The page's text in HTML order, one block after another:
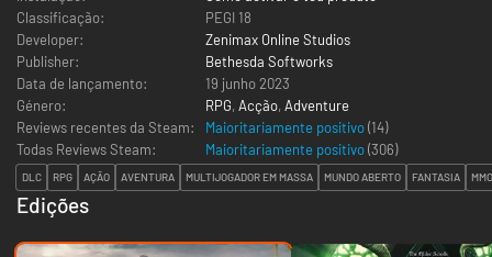
Classificação:
PEGI 18
Developer:
Zenimax Online Studios
Publisher:
Bethesda Softworks
Data de lançamento:
19 junho 2023
Género:
RPG, Acção, Adventure
Reviews recentes da Steam:
Maioritariamente positivo(14)
Todas Reviews Steam:
Maioritariamente positivo(306)
DLC RPG AÇÃO AVENTURA MULTIJOGADOR EM MASSA MUNDO ABERTO FANTASIA
Edições